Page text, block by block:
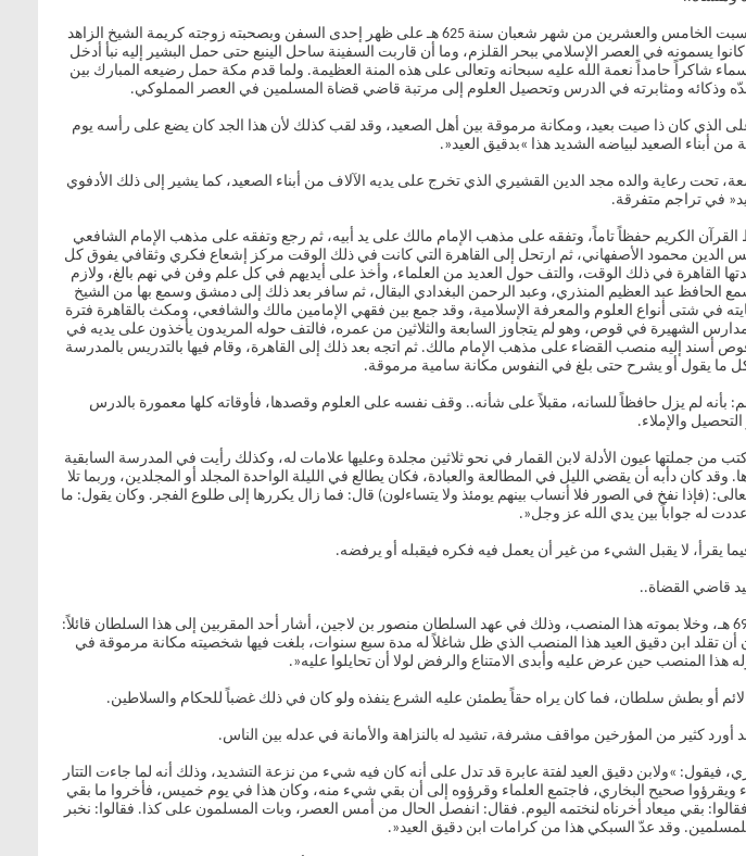
بينما كان العالِم الفقيه علي بن وهب المعروف بمجد الدين القشيري يأخذ طريقه لأداء فريضة الحج في يوم السبت الخامس والعشرين من شهر شعبان سنة 625 هـ على ظهر إحدى السفن وبصحبته زوجته كريمة الشيخ الزاهد
يسمونه في العصر الإسلامي ببحر القلزم، وما أن قاربت السفينة ساحل الينبع حتى حمل البشير إليه نبأ أدخل
شاكراً حامداً نعمة الله عليه سبحانه وتعالى على هذه المنة العظيمة. ولما قدم مكة حمل رضيعه المبارك بين
وذكائه ومثابرته في الدرس وتحصيل العلوم إلى مرتبة قاضي قضاة المسلمين في العصر المملوكي.
الذي كان ذا صيت بعيد، ومكانة مرموقة بين أهل الصعيد، وقد لقب كذلك لأن هذا الجد كان يضع على رأسه يوم
من أبناء الصعيد لبياضه الشديد هذا »بدقيق العيد«.
تحت رعاية والده مجد الدين القشيري الذي تخرج على يديه الآلاف من أبناء الصعيد، كما يشير إلى ذلك الأدفوي
في تراجم متفرقة.
الكريم حفظاً تاماً، وتفقه على مذهب الإمام مالك على يد أبيه، ثم رجع وتفقه على مذهب الإمام الشافعي
الدين محمود الأصفهاني، ثم ارتحل إلى القاهرة التي كانت في ذلك الوقت مركز إشعاع فكري وثقافي يفوق كل
القاهرة في ذلك الوقت، والتف حول العديد من العلماء، وأخذ على أيديهم في كل علم وفن في نهم بالغ، ولازم
الحافظ عبد العظيم المنذري، وعبد الرحمن البغدادي البقال، ثم سافر بعد ذلك إلى دمشق وسمع بها من الشيخ
في شتى أنواع العلوم والمعرفة الإسلامية، وقد جمع بين فقهي الإمامين مالك والشافعي، ومكث بالقاهرة فترة
الشهيرة في قوص، وهو لم يتجاوز السابعة والثلاثين من عمره، فالتف حوله المريدون يأخذون على يديه في
إليه منصب القضاء على مذهب الإمام مالك. ثم اتجه بعد ذلك إلى القاهرة، وقام فيها بالتدريس بالمدرسة
كل ما يقول أو يشرح حتى بلغ في النفوس مكانة سامية مرموقة.
لم يزل حافظاً للسانه، مقبلاً على شأنه.. وقف نفسه على العلوم وقصدها، فأوقاته كلها معمورة بالدرس
والإملاء.
جملتها عيون الأدلة لابن القمار في نحو ثلاثين مجلدة وعليها علامات له، وكذلك رأيت في المدرسة السابقية
كان دأبه أن يقضي الليل في المطالعة والعبادة، فكان يطالع في الليلة الواحدة المجلد أو المجلدين، وربما تلا
(فإذا نفخ في الصور فلا أنساب بينهم يومئذ ولا يتساءلون) قال: فما زال يكررها إلى طلوع الفجر. وكان يقول: ما
له جواباً بين يدي الله عز وجل«.
يقرأ، لا يقبل الشيء من غير أن يعمل فيه فكره فيقبله أو يرفضه.
قاضي القضاة..
حينما توفي قاضي القضاة في مصر، وهو التقي عبد الرحمن بن بنت الأعز في ثامن عشر جمادى الأولى سنة 695 هـ، وخلا بموته هذا المنصب، وذلك في عهد السلطان منصور بن لاجين، أشار أحد المقربين إلى هذا السلطان قائلاً:
تقلد ابن دقيق العيد هذا المنصب الذي ظل شاغلاً له مدة سبع سنوات، بلغت فيها شخصيته مكانة مرموقة في
هذا المنصب حين عرض عليه وأبدى الامتناع والرفض لولا أن تحايلوا عليه«.
أو بطش سلطان، فما كان يراه حقاً يطمئن عليه الشرع ينفذه ولو كان في ذلك غضباً للحكام والسلاطين.
كثير من المؤرخين مواقف مشرفة، تشيد له بالنزاهة والأمانة في عدله بين الناس.
»ولابن دقيق العيد لفتة عابرة قد تدل على أنه كان فيه شيء من نزعة التشديد، وذلك أنه لما جاءت التتار
أن يجتمع العلماء ويقرؤوا صحيح البخاري، فاجتمع العلماء وقرؤوه إلى أن بقي شيء منه، وكان هذا في يوم خميس، فأخروا ما بقي
بقي ميعاد أخرناه لنختمه اليوم. فقال: انفصل الحال من أمس العصر، وبات المسلمون على كذا. فقالوا: نخبر
وقد عدّ السبكي هذا من كرامات ابن دقيق العيد«.